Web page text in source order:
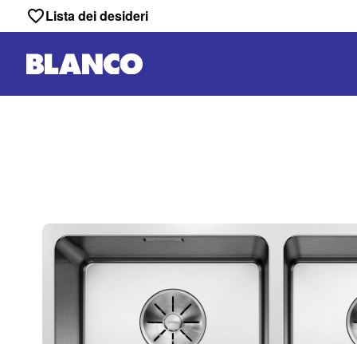
Lista dei desideri